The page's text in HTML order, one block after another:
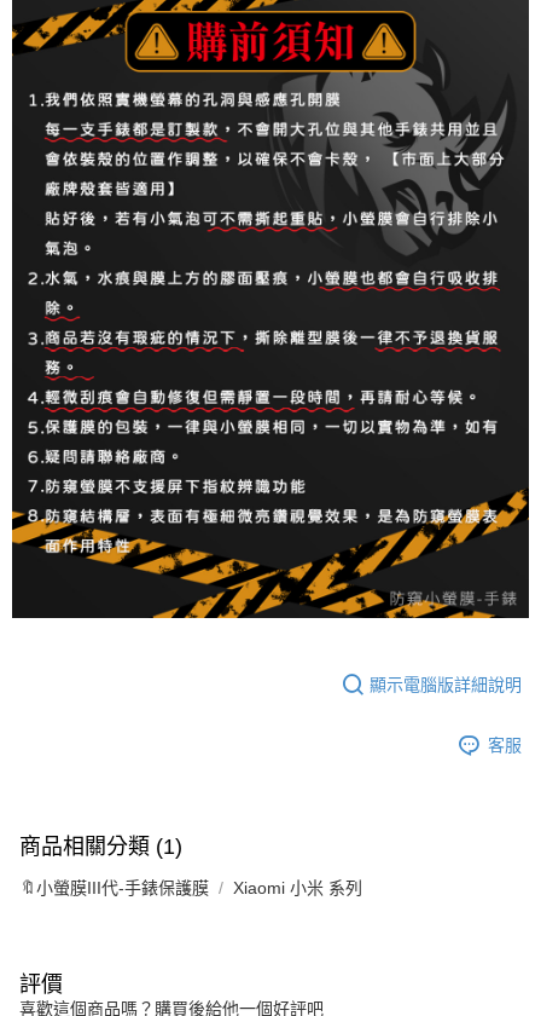
顯示電腦版詳細說明
客服
商品相關分類 (1)
🔖小螢膜III代-手錶保護膜 Xiaomi 小米 系列
評價
喜歡這個商品嗎？購買後給他一個好評吧